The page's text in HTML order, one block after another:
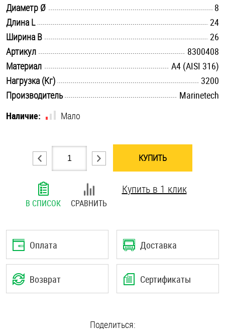
Стопорные кольца
Такелаж
Хомуты
Шплинты
Штифты и пальцы
Диаметр Ø
8
Длина L
24
Ширина B
26
Артикул
8300408
Материал
A4 (AISI 316)
Нагрузка (Кг)
3200
Производитель
Marinetech
Наличие:
Мало
КУПИТЬ
В СПИСОК СРАВНИТЬ
Купить в 1 клик
Оплата Доставка
Возврат Сертификаты
Поделиться: